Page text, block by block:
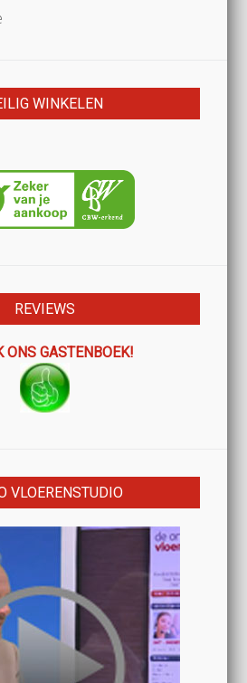
WINKELEN
REVIEWS
ONS GASTENBOEK!
VLOERENSTUDIO